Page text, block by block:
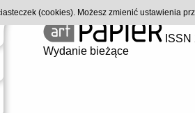
Wydanie bieżące
(cookies). Możesz zmienić ustawienia